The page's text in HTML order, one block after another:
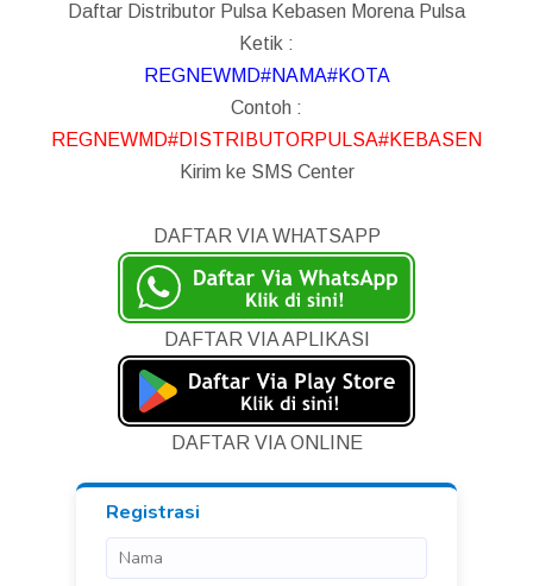
Daftar Distributor Pulsa Kebasen Morena Pulsa
Ketik :
REGNEWMD#NAMA#KOTA
Contoh :
REGNEWMD#DISTRIBUTORPULSA#KEBASEN
Kirim ke SMS Center
DAFTAR VIA WHATSAPP
DAFTAR VIA APLIKASI
DAFTAR VIA ONLINE